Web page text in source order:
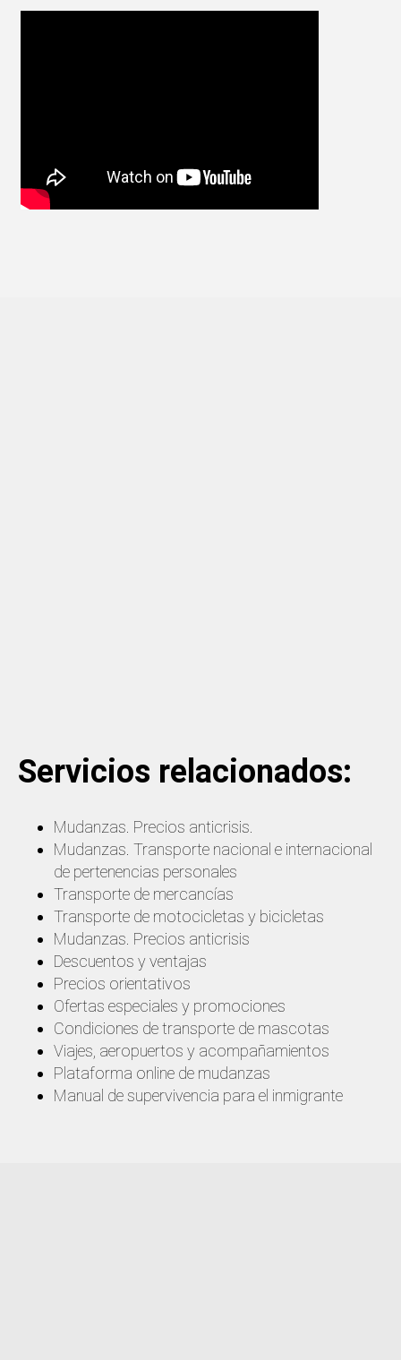
Servicios relacionados:
Mudanzas. Precios anticrisis.
Mudanzas. Transporte nacional e internacional
de pertenencias personales
Transporte de mercancías
Transporte de motocicletas y bicicletas
Mudanzas. Precios anticrisis
Descuentos y ventajas
Precios orientativos
Ofertas especiales y promociones
Condiciones de transporte de mascotas
Viajes, aeropuertos y acompañamientos
Plataforma online de mudanzas
Manual de supervivencia para el inmigrante